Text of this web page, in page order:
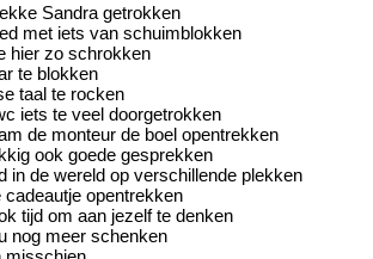
Sandra getrokken
met iets van schuimblokken
hier zo schrokken
te blokken
taal te rocken
iets te veel doorgetrokken
de monteur de boel opentrekken
ook goede gesprekken
in de wereld op verschillende plekken
opentrekken
tijd om aan jezelf te denken
nog meer schenken